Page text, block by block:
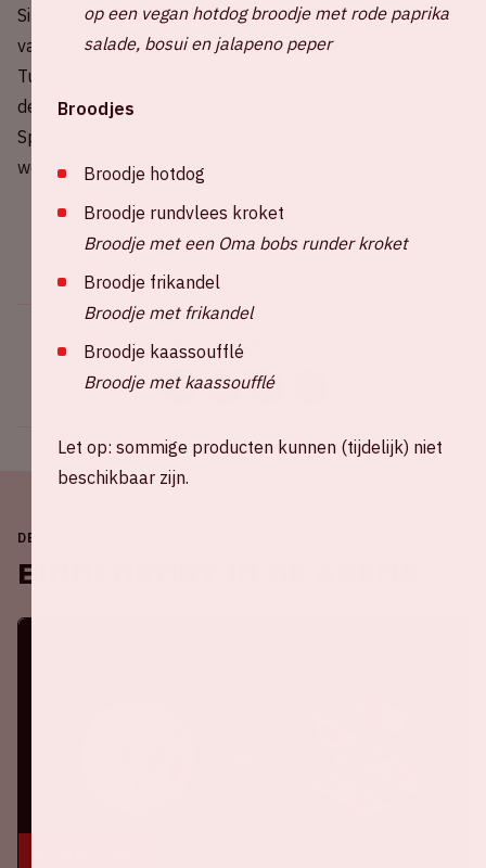
Sinds de oprichting in 1905 is Galatasaray het boegbeeld
van het Turkse voetbal. Met talloze Süper Lig-titels,
Turkse bekers en historische Europese successen ademt
de club trots en strijdlust. In het kolkende Ali Sami Yen
Spor Kompleksi verenigt de Gele-Rode familie zich elke
wedstrijd achter hun leeuwen van Istanbul.
Deel dit evenement
DE JOHAN CRUIJFF ARENA IS ALTIJD IN BEWEGING
Binnenkort in de ArenA
op een vegan hotdog broodje met rode paprika
salade, bosui en jalapeno peper
Broodjes
Broodje hotdog
Broodje rundvlees kroket
Broodje met een Oma bobs runder kroket
Broodje frikandel
Broodje met frikandel
Broodje kaassoufflé
Broodje met kaassoufflé
Let op: sommige producten kunnen (tijdelijk) niet
beschikbaar zijn.